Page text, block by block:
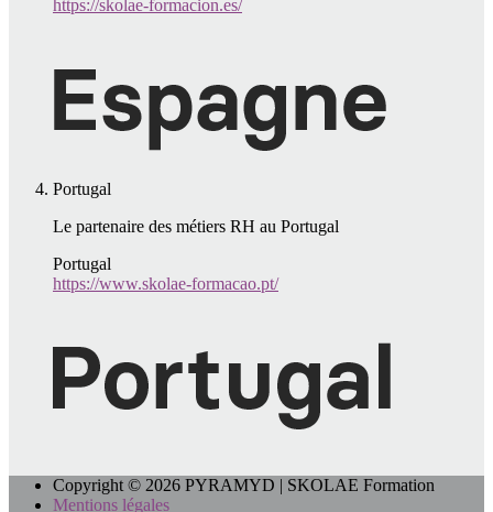
https://skolae-formacion.es/
Portugal
Le partenaire des métiers RH au Portugal
Portugal
https://www.skolae-formacao.pt/
Copyright © 2026 PYRAMYD | SKOLAE Formation
Mentions légales